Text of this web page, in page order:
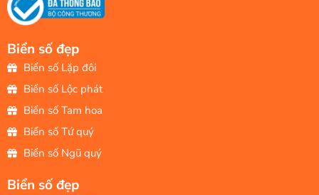
Biển số đẹp
Biển số Lặp đôi
Biển số Lộc phát
Biển số Tam hoa
Biển số Tứ quý
Biển số Ngũ quý
Biển số đẹp